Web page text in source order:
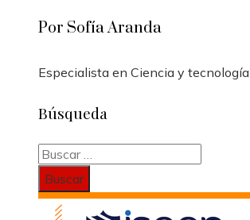
Por Sofía Aranda
Especialista en Ciencia y tecnología
Búsqueda
Buscar: